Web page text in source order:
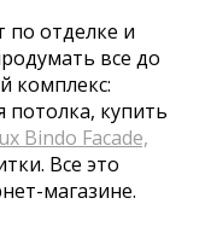
по отделке и
все до
комплекс:
потолка, купить
Bindo Facade,
Все это
магазине.